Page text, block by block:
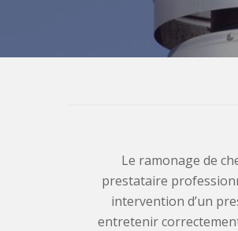
Le ramonage de
prestataire
intervention d’un
entretenir